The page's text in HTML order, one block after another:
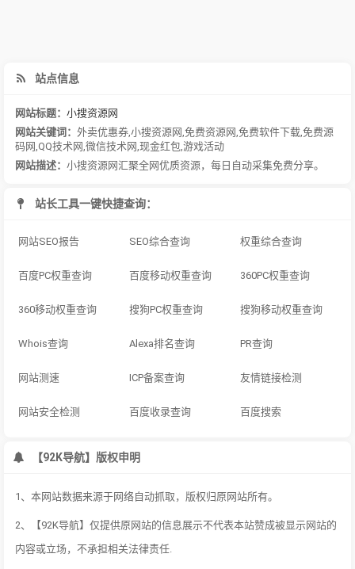
站点信息
网站标题： 小搜资源网
网站关键词： 外卖优惠券 小搜资源网 免费资源网 免费软件下载 免费源
码网 QQ技术网 微信技术网 现金红包 游戏活动
网站描述： 小搜资源网汇聚全网优质资源，每日自动采集免费分享。
站长工具一键快捷查询：
网站SEO报告 SEO综合查询 权重综合查询
百度PC权重查询 百度移动权重查询 360PC权重查询
360移动权重查询 搜狗PC权重查询 搜狗移动权重查询
Whois查询 Alexa排名查询 PR查询
网站测速 ICP备案查询 友情链接检测
网站安全检测 百度收录查询 百度搜索
【92K导航】版权申明
1、本网站数据来源于网络自动抓取，版权归原网站所有。
2、【92K导航】仅提供原网站的信息展示不代表本站赞成被显示网站的
内容或立场，不承担相关法律责任.